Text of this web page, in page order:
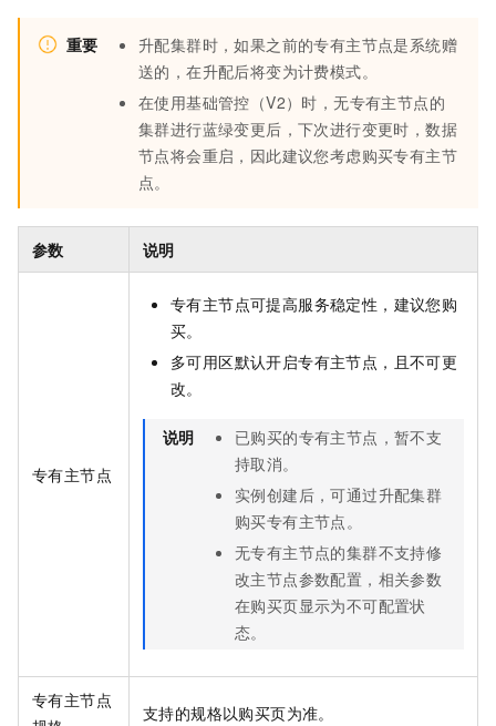
重要
升配集群时，如果之前的专有主节点是系统赠
送的，在升配后将变为计费模式。
在使用基础管控（V2）时，无专有主节点的
集群进行蓝绿变更后，下次进行变更时，数据
节点将会重启，因此建议您考虑购买专有主节
点。
参数 说明
专有主节点
专有主节点可提高服务稳定性，建议您购
买。
多可用区默认开启专有主节点，且不可更
改。
说明
已购买的专有主节点，暂不支
持取消。
实例创建后，可通过升配集群
购买专有主节点。
无专有主节点的集群不支持修
改主节点参数配置，相关参数
在购买页显示为不可配置状
态。
专有主节点
支持的规格以购买页为准。